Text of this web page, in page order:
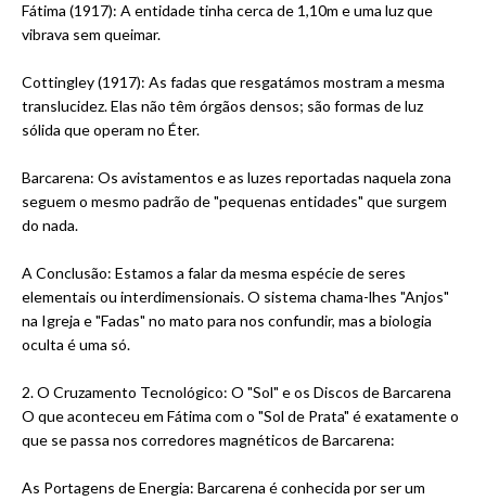
Fátima (1917): A entidade tinha cerca de 1,10m e uma luz que
vibrava sem queimar.
Cottingley (1917): As fadas que resgatámos mostram a mesma
translucidez. Elas não têm órgãos densos; são formas de luz
sólida que operam no Éter.
Barcarena: Os avistamentos e as luzes reportadas naquela zona
seguem o mesmo padrão de "pequenas entidades" que surgem
do nada.
A Conclusão: Estamos a falar da mesma espécie de seres
elementais ou interdimensionais. O sistema chama-lhes "Anjos"
na Igreja e "Fadas" no mato para nos confundir, mas a biologia
oculta é uma só.
2. O Cruzamento Tecnológico: O "Sol" e os Discos de Barcarena
O que aconteceu em Fátima com o "Sol de Prata" é exatamente o
que se passa nos corredores magnéticos de Barcarena:
As Portagens de Energia: Barcarena é conhecida por ser um